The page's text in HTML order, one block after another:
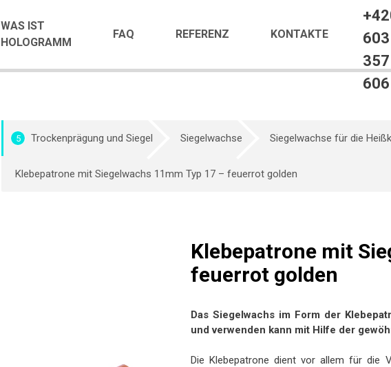
WAS IST
HOLOGRAMM
FAQ REFERENZ KONTAKTE
603
357
606
5 Trockenprägung und Siegel Siegelwachse Siegelwachse für die
Klebepatrone mit Siegelwachs 11mm Typ 17 – feuerrot golden
Klebepatrone mit
feuerrot golden
Das Siegelwachs im Form der
und verwenden kann mit Hilfe der
Die Klebepatrone dient vor allem für die